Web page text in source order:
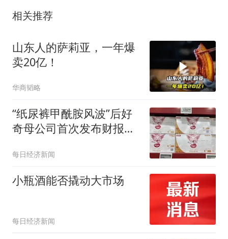
相关推荐
山东人的萨莉亚，一年爆
卖20亿！
华商韬略
“纸尿裤甲酰胺风波”后好
奇母公司首次发布财报，
绩，CEO称这可能是迄今
最大的一次社媒舆论危机
每日经济新闻
小瓶酒能否撬动大市场
每日经济新闻